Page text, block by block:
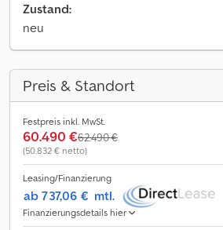
Zustand:
neu
Preis & Standort
Festpreis inkl. MwSt.
60.490 €62.490 €
(50.832 € netto)
Leasing/Finanzierung
ab 737,06 € mtl.
Finanzierungsdetails hier